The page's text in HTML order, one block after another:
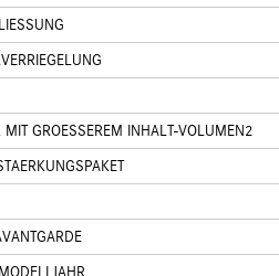
MIT GROESSEREM INHALT-VOLUMEN2